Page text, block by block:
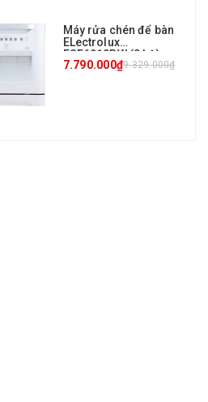
Máy rửa chén để bàn
ELectrolux
ESF6010BW (8 bộ)
9.329.000₫
7.790.000₫